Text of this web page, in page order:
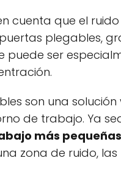
cuenta que el
plegables,
puede ser
son una
de trabajo. Ya
más pequeñas
zona de ruido,